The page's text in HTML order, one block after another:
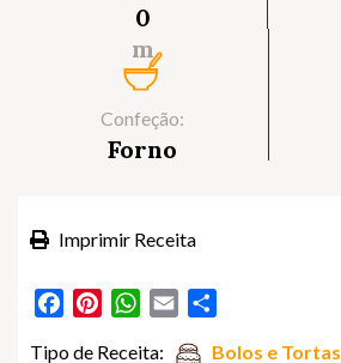
0
m
Confeção:
Forno
Imprimir Receita
FacebookPinterestWhatsApp
Email
Tipo de Receita: Bolos e Tortas